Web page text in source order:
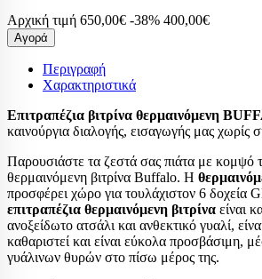
Αρχική τιμή 650,00€ -38% 400,00€
Αγορά
Περιγραφή
Χαρακτηριστικά
Επιτραπέζια βιτρίνα θερμαινόμενη
καινούργια διαλογής, εισαγωγής μας χωρίς
Παρουσιάστε τα ζεστά σας πιάτα με κομψό
θερμαινόμενη βιτρίνα Buffalo. Η
προσφέρει χώρο για τουλάχιστον 6 δοχεία
επιτραπέζια θερμαινόμενη βιτρίνα είναι
ανοξείδωτο ατσάλι και ανθεκτικό γυαλί,
καθαριστεί και είναι εύκολα προσβάσιμη,
γυάλινων θυρών στο πίσω μέρος της.